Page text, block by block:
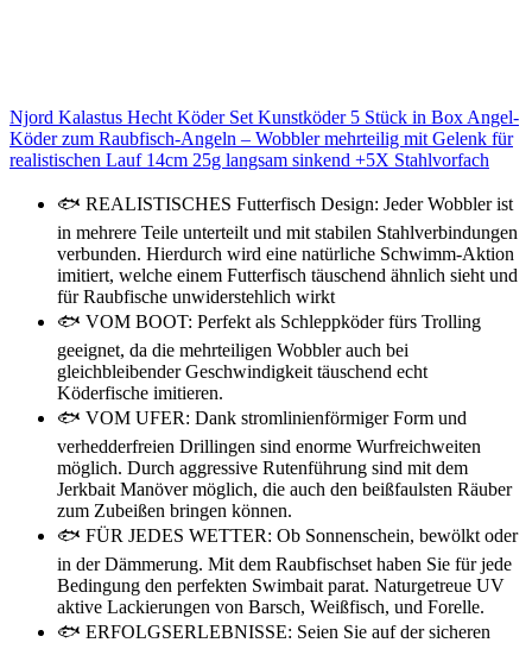
Njord Kalastus Hecht Köder Set Kunstköder 5 Stück in Box Angel-
Köder zum Raubfisch-Angeln – Wobbler mehrteilig mit Gelenk für
realistischen Lauf 14cm 25g langsam sinkend +5X Stahlvorfach
🐟 REALISTISCHES Futterfisch Design: Jeder Wobbler ist
in mehrere Teile unterteilt und mit stabilen Stahlverbindungen
verbunden. Hierdurch wird eine natürliche Schwimm-Aktion
imitiert, welche einem Futterfisch täuschend ähnlich sieht und
für Raubfische unwiderstehlich wirkt
🐟 VOM BOOT: Perfekt als Schleppköder fürs Trolling
geeignet, da die mehrteiligen Wobbler auch bei
gleichbleibender Geschwindigkeit täuschend echt
Köderfische imitieren.
🐟 VOM UFER: Dank stromlinienförmiger Form und
verhedderfreien Drillingen sind enorme Wurfreichweiten
möglich. Durch aggressive Rutenführung sind mit dem
Jerkbait Manöver möglich, die auch den beißfaulsten Räuber
zum Zubeißen bringen können.
🐟 FÜR JEDES WETTER: Ob Sonnenschein, bewölkt oder
in der Dämmerung. Mit dem Raubfischset haben Sie für jede
Bedingung den perfekten Swimbait parat. Naturgetreue UV
aktive Lackierungen von Barsch, Weißfisch, und Forelle.
🐟 ERFOLGSERLEBNISSE: Seien Sie auf der sicheren